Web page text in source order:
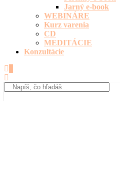
Jarný e-book
WEBINÁRE
Kurz varenia
CD
MEDITÁCIE
Konzultácie